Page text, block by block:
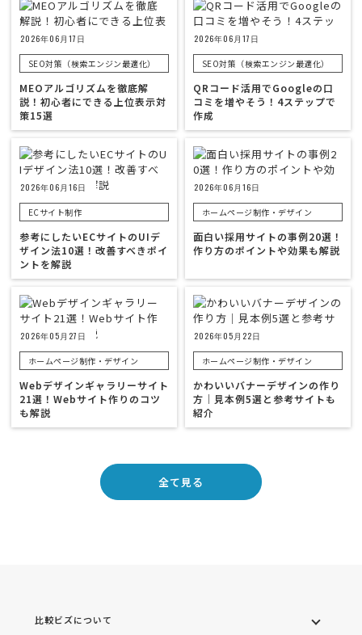
2026年06月17日
SEO対策（検索エンジン最適化）
MEOアルゴリズムを徹底解
説！初心者にできる上位表示対
策15選
2026年06月17日
SEO対策（検索エンジン最適化）
QRコード活用でGoogleの口
コミを増やそう！4ステップで
作成
2026年06月16日
ECサイト制作
参考にしたいECサイトのUIデ
ザイン法10選！改善すべきポイ
ントを解説
2026年06月16日
ホームページ制作・デザイン
面白い採用サイトの事例20選！
作り方のポイントや効果も解説
2026年05月27日
ホームページ制作・デザイン
Webデザインギャラリーサイト
21選！Webサイト作りのコツ
も解説
2026年05月22日
ホームページ制作・デザイン
かわいいバナーデザインの作り
方｜見本例5選と参考サイトも
紹介
全て見る
比較ビズについて